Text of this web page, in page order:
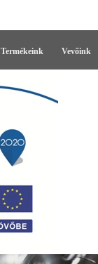
Termékeink Vevőink